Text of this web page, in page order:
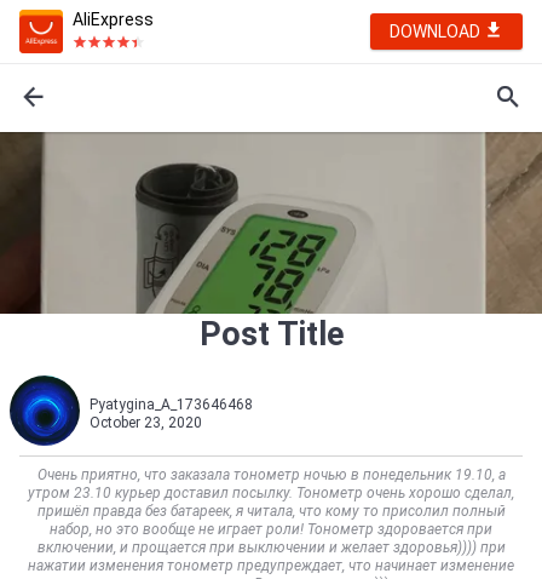
AliExpress
DOWNLOAD
Post Title
Pyatygina_A_173646468
October 23, 2020
Очень приятно, что заказала тонометр ночью в понедельник 19.10, а
утром 23.10 курьер доставил посылку. Тонометр очень хорошо сделал,
пришёл правда без батареек, я читала, что кому то присолил полный
набор, но это вообще не играет роли! Тонометр здоровается при
включении, и прощается при выключении и желает здоровья)))) при
нажатии изменения тонометр предупреждает, что начинает изменение